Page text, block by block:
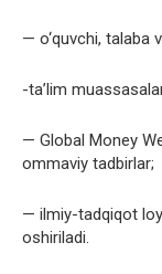
— o‘quvchi, talaba
-ta’lim
— Global Money
ommaviy tadbirlar;
— ilmiy-tadqiqot
oshiriladi.